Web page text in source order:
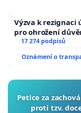
Výzva k rezignaci
pro ohrožení
17 274 podpisů
Oznámení o
Petice za
proti tzv.